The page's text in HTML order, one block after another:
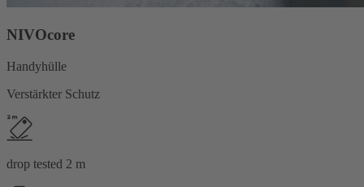
NIVOcore
Handyhülle
Verstärkter Schutz
drop tested 2 m